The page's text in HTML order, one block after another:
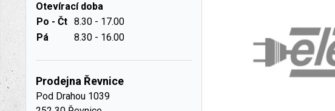
Otevírací doba
Po - Čt 8.30 - 17.00
Pá
8.30 - 16.00
Prodejna Řevnice
Pod Drahou 1039